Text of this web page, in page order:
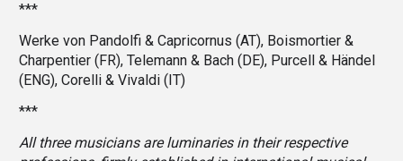
***
Werke von Pandolfi & Capricornus (AT), Boismortier &
Charpentier (FR), Telemann & Bach (DE), Purcell & Händel
(ENG), Corelli & Vivaldi (IT)
***
All three musicians are luminaries in their respective